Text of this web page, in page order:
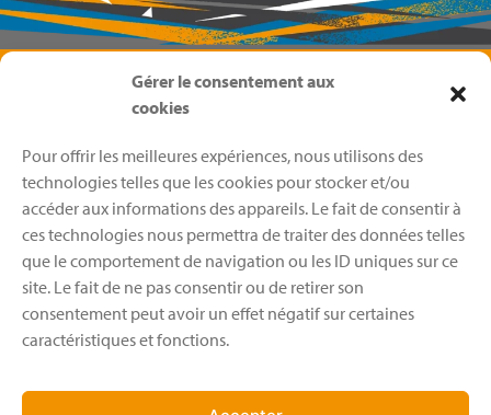
Gérer le consentement aux
cookies
Pour offrir les meilleures expériences, nous utilisons des
technologies telles que les cookies pour stocker et/ou
accéder aux informations des appareils. Le fait de consentir à
ces technologies nous permettra de traiter des données telles
que le comportement de navigation ou les ID uniques sur ce
site. Le fait de ne pas consentir ou de retirer son
consentement peut avoir un effet négatif sur certaines
caractéristiques et fonctions.Menu